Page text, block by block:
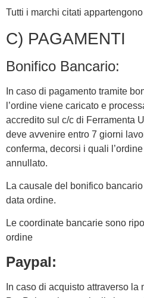
Tutti i marchi citati
C) PAGAMENTI
Bonifico Bancario:
In caso di pagamento tramite
l’ordine viene caricato e
accredito sul c/c di Ferramenta
deve avvenire entro 7 giorni
conferma, decorsi i quali
annullato.
La causale del bonifico
data ordine.
Le coordinate bancarie sono
ordine
Paypal:
In caso di acquisto attraverso